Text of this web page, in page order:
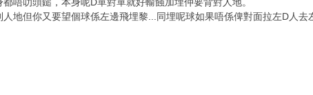
地但你又要望個球係左邊飛埋黎...同埋呢球如果唔係俾對面拉左D人去